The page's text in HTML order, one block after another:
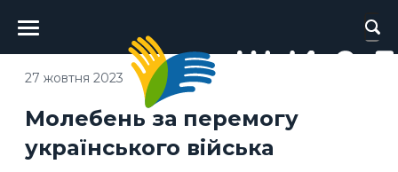
Головне
меню
Молебень за перемогу
українського війська
27 жовтня 2023